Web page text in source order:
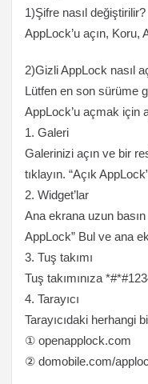
1)Şifre nasıl değiştirilir?
AppLock’u açın, Koru,
2)Gizli AppLock nasıl
Lütfen en son sürüme
AppLock’u açmak için
1. Galeri
Galerinizi açın ve bir
tıklayın. “Açık
2. Widget’lar
Ana ekrana uzun basın
AppLock” Bul ve ana
3. Tuş takımı
Tuş takımınıza
4. Tarayıcı
Tarayıcıdaki herhangi
① openapplock.com
② domobile.com/